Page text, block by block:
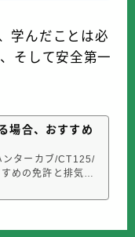
学んだことは必
そして安全第一
場合、おすすめ
ンターカブ/CT125/
めの免許と排気量
紹介しています。
たも乗ってみませ